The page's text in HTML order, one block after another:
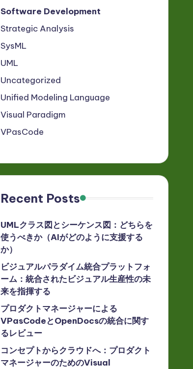
Software Development
Strategic Analysis
SysML
UML
Uncategorized
Unified Modeling Language
Visual Paradigm
VPasCode
Recent Posts
UMLクラス図とシーケンス図：どちらを
使うべきか（AIがどのように支援する
か）
ビジュアルパラダイム統合プラットフォ
ーム：統合されたビジュアル生産性の未
来を指揮する
プロダクトマネージャーによる
VPasCodeとOpenDocsの統合に関す
るレビュー
コンセプトからクラウドへ：プロダクト
マネージャーのためのVisual